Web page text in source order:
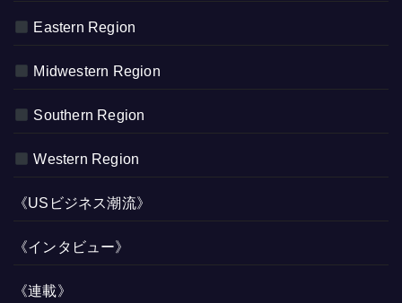
Eastern Region
Midwestern Region
Southern Region
Western Region
《USビジネス潮流》
《インタビュー》
《連載》